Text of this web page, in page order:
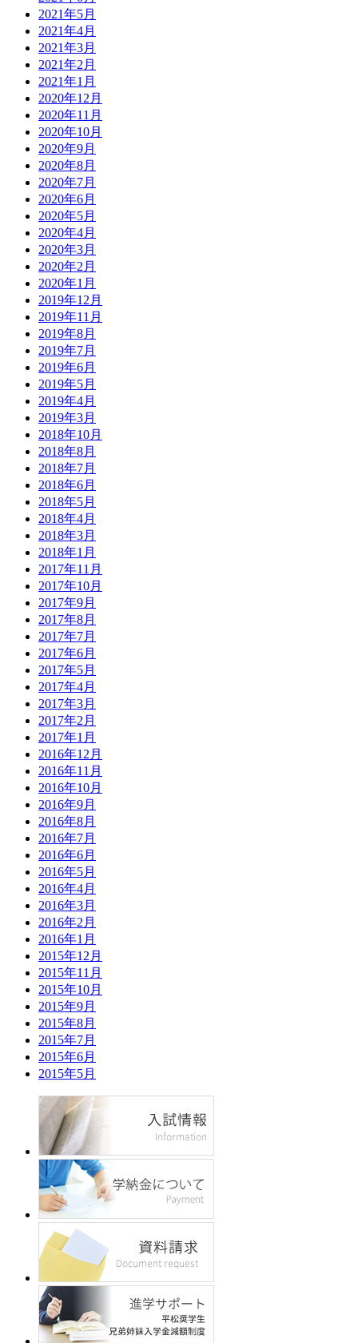
2021年5月
2021年4月
2021年3月
2021年2月
2021年1月
2020年12月
2020年11月
2020年10月
2020年9月
2020年8月
2020年7月
2020年6月
2020年5月
2020年4月
2020年3月
2020年2月
2020年1月
2019年12月
2019年11月
2019年8月
2019年7月
2019年6月
2019年5月
2019年4月
2019年3月
2018年10月
2018年8月
2018年7月
2018年6月
2018年5月
2018年4月
2018年3月
2018年1月
2017年11月
2017年10月
2017年9月
2017年8月
2017年7月
2017年6月
2017年5月
2017年4月
2017年3月
2017年2月
2017年1月
2016年12月
2016年11月
2016年10月
2016年9月
2016年8月
2016年7月
2016年6月
2016年5月
2016年4月
2016年3月
2016年2月
2016年1月
2015年12月
2015年11月
2015年10月
2015年9月
2015年8月
2015年7月
2015年6月
2015年5月